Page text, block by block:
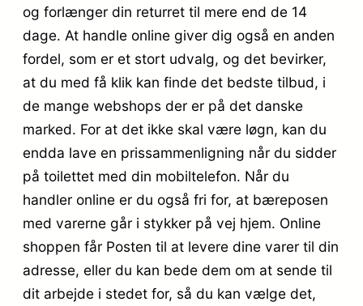
og forlænger din returret til mere end de 14
dage. At handle online giver dig også en anden
fordel, som er et stort udvalg, og det bevirker,
at du med få klik kan finde det bedste tilbud, i
de mange webshops der er på det danske
marked. For at det ikke skal være løgn, kan du
endda lave en prissammenligning når du sidder
på toilettet med din mobiltelefon. Når du
handler online er du også fri for, at bæreposen
med varerne går i stykker på vej hjem. Online
shoppen får Posten til at levere dine varer til din
adresse, eller du kan bede dem om at sende til
dit arbejde i stedet for, så du kan vælge det,